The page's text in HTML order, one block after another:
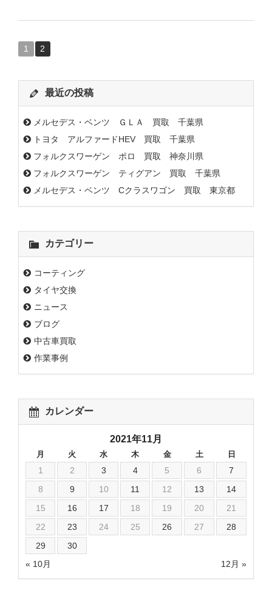
1 2
最近の投稿
メルセデス・ベンツ ＧＬＡ 買取 千葉県
トヨタ アルファードHEV 買取 千葉県
フォルクスワーゲン ポロ 買取 神奈川県
フォルクスワーゲン ティグアン 買取 千葉県
メルセデス・ベンツ Cクラスワゴン 買取 東京都
カテゴリー
コーティング
タイヤ交換
ニュース
ブログ
中古車買取
作業事例
カレンダー
2021年11月
月 火 水 木 金 土 日
« 10月 12月 »
1 2 3 4 5 6
7
8
9 10 11 12 13
14
15
16 17 18 19 20
21
22
23 24 25 26 27
28
29
30